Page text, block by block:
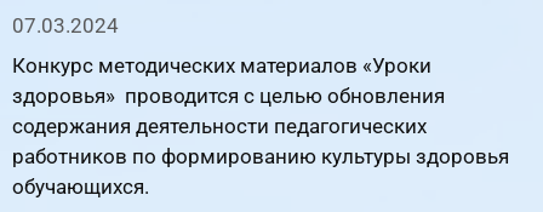
07.03.2024
Конкурс методических материалов «Уроки
здоровья» проводится с целью обновления
содержания деятельности педагогических
работников по формированию культуры здоровья
обучающихся.